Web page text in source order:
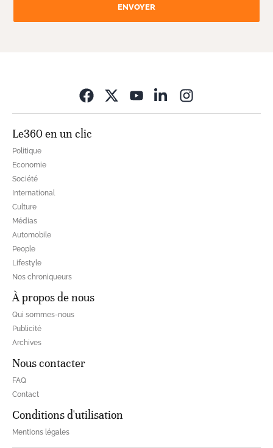
ENVOYER
Le360 en un clic
Politique
Economie
Société
International
Culture
Médias
Automobile
People
Lifestyle
Nos chroniqueurs
À propos de nous
Qui sommes-nous
Publicité
Archives
Nous contacter
FAQ
Contact
Conditions d'utilisation
Mentions légales